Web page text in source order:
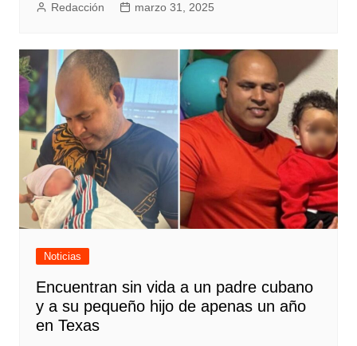
Redacción marzo 31, 2025
Noticias
Encuentran sin vida a un padre cubano
y a su pequeño hijo de apenas un año
en Texas